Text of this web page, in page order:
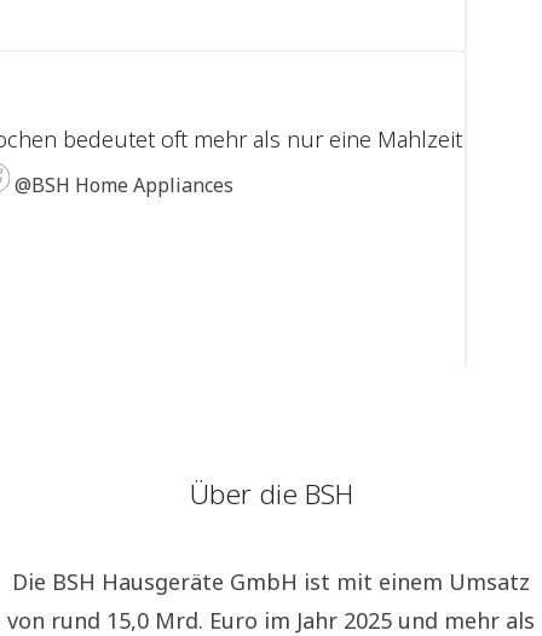
bedeutet oft mehr als nur eine Mahlzeit
@BSH Home Appliances
Über die BSH
Die BSH Hausgeräte GmbH ist mit einem Umsatz
von rund 15,0 Mrd. Euro im Jahr 2025 und mehr als